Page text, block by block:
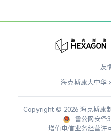
友
海克斯康大中华
Copyright © 2026 海克斯康
鲁公网安备
增值电信业务经营许